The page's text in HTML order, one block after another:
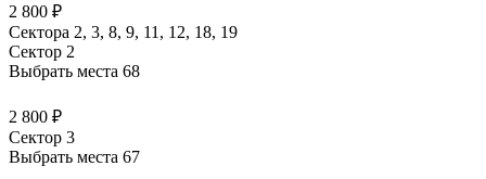
2 800 ₽
Сектора 2, 3, 8, 9, 11, 12, 18, 19
Сектор 2
Выбрать места 68
2 800 ₽
Сектор 3
Выбрать места 67